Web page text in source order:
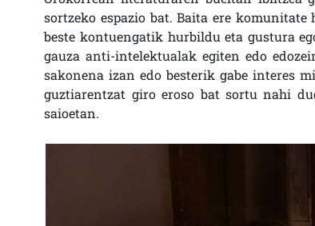
sortzeko espazio bat. Baita ere
beste kontuengatik hurbildu eta gustura
gauza anti-intelektualak egiten edo
sakonena izan edo besterik gabe interes
guztiarentzat giro eroso bat sortu nahi
saioetan.